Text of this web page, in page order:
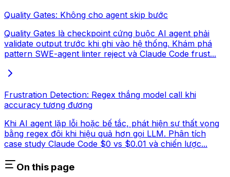
Quality Gates: Không cho agent skip bước
Quality Gates là checkpoint cứng buộc AI agent phải
validate output trước khi ghi vào hệ thống. Khám phá
pattern SWE-agent linter reject và Claude Code frust...
Frustration Detection: Regex thắng model call khi
accuracy tương đương
Khi AI agent lặp lỗi hoặc bế tắc, phát hiện sự thất vọng
bằng regex đôi khi hiệu quả hơn gọi LLM. Phân tích
case study Claude Code $0 vs $0.01 và chiến lược...
On this page